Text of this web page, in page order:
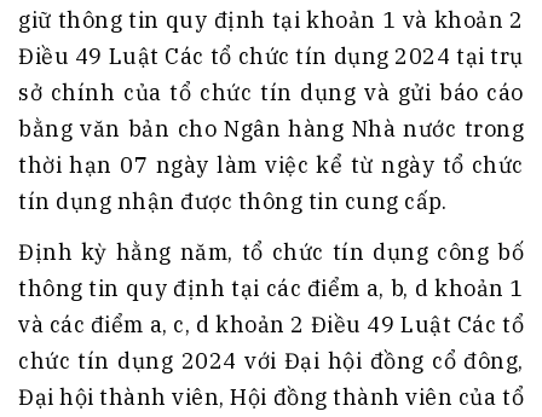
giữ thông tin quy định tại khoản 1 và khoản 2
Điều 49 Luật Các tổ chức tín dụng 2024 tại trụ
sở chính của tổ chức tín dụng và gửi báo cáo
bằng văn bản cho Ngân hàng Nhà nước trong
thời hạn 07 ngày làm việc kể từ ngày tổ chức
tín dụng nhận được thông tin cung cấp.
Định kỳ hằng năm, tổ chức tín dụng công bố
thông tin quy định tại các điểm a, b, d khoản 1
và các điểm a, c, d khoản 2 Điều 49 Luật Các tổ
chức tín dụng 2024 với Đại hội đồng cổ đông,
Đại hội thành viên, Hội đồng thành viên của tổ